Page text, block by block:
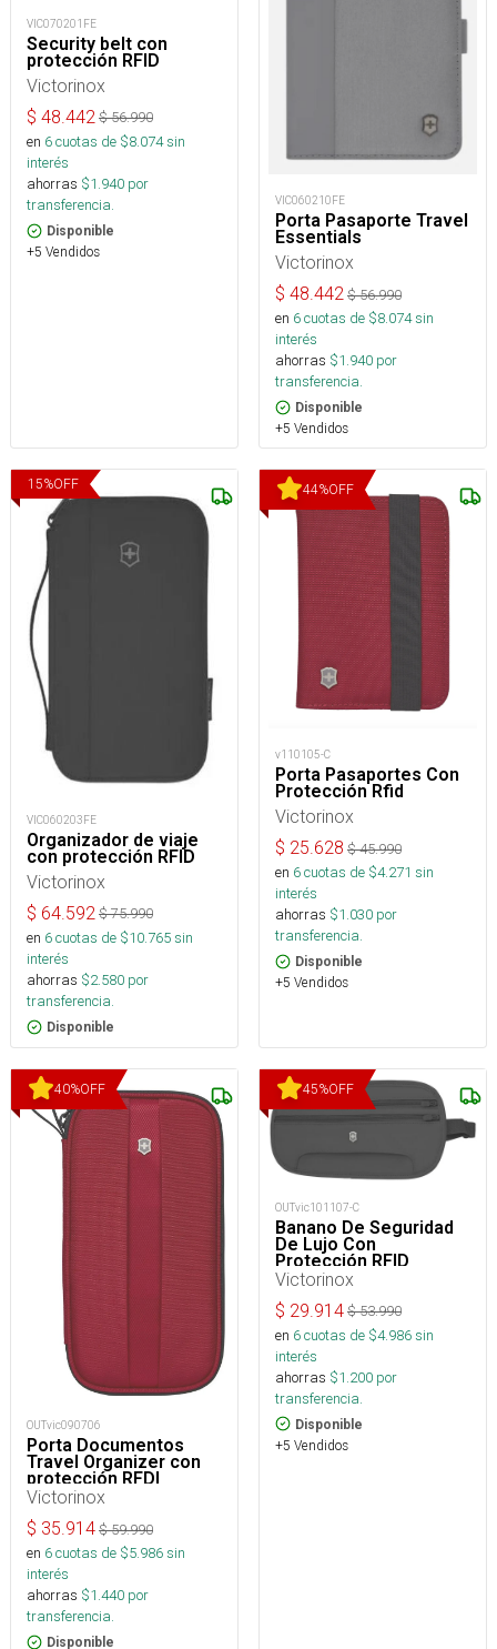
VIC070201FE
Security belt con
protección RFID
Victorinox
$ 48.442 $56.990
en 6cuotas de $8.074sin
interés
ahorras $1.940 por
transferencia.
Disponible
+5 Vendidos
VIC060210FE
Porta Pasaporte Travel
Essentials
Victorinox
$ 48.442 $56.990
en 6cuotas de $8.074sin
interés
ahorras $1.940 por
transferencia.
Disponible
+5 Vendidos
15%OFF
VIC060203FE
Organizador de viaje
con protección RFID
Victorinox
$ 64.592 $75.990
en 6cuotas de $10.765sin
interés
ahorras $2.580 por
transferencia.
Disponible
44%OFF
v110105-C
Porta Pasaportes Con
Protección Rfid
Victorinox
$ 25.628 $45.990
en 6cuotas de $4.271 sin
interés
ahorras $1.030 por
transferencia.
Disponible
+5 Vendidos
40%OFF
OUTvic090706
Porta Documentos
Travel Organizer con
protección RFDI
Victorinox
$ 35.914 $59.990
en 6cuotas de $5.986sin
interés
ahorras $1.440 por
transferencia.
Disponible
45%OFF
OUTvic101107-C
Banano De Seguridad
De Lujo Con
Protección RFID
Victorinox
$ 29.914 $53.990
en 6cuotas de $4.986sin
interés
ahorras $1.200 por
transferencia.
Disponible
+5 Vendidos